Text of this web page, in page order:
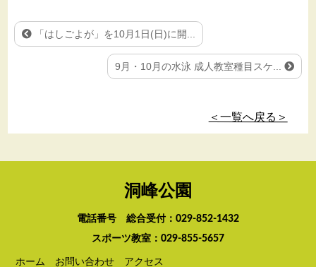
「はしごよが」を10月1日(日)に開...
9月・10月の水泳 成人教室種目スケ...
＜一覧へ戻る＞
洞峰公園
電話番号 総合受付： 029-852-1432
スポーツ教室： 029-855-5657
ホーム お問い合わせ アクセス